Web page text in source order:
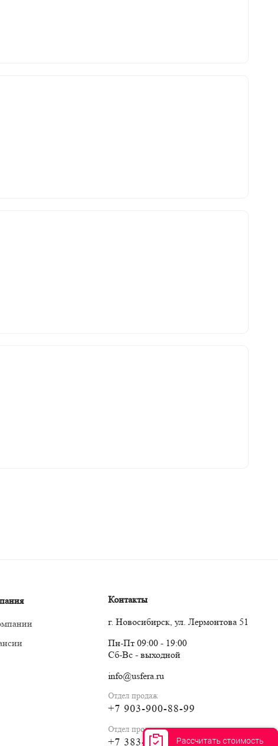
Контакты
г. Новосибирск, ул. Лермонтова 51
Пн-Пт 09:00 - 19:00
Сб-Вс - выходной
info@usfera.ru
Отдел продаж
+7 903-900-88-99
Отдел продаж
+7 383-263-88-99Рассчитать стоимость